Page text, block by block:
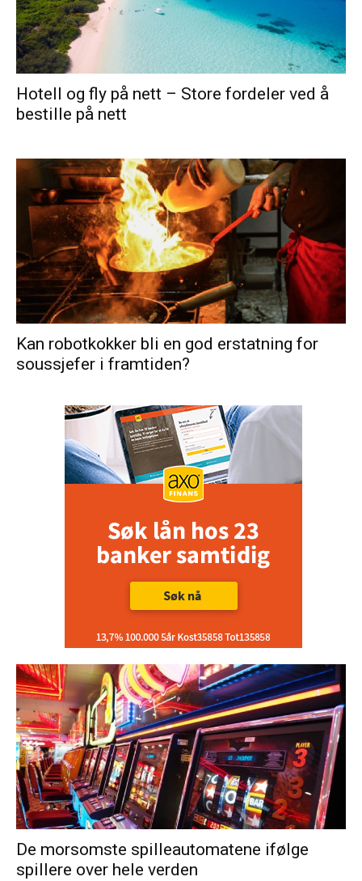
Hotell og fly på nett – Store fordeler ved å
bestille på nett
Kan robotkokker bli en god erstatning for
soussjefer i framtiden?
De morsomste spilleautomatene ifølge
spillere over hele verden